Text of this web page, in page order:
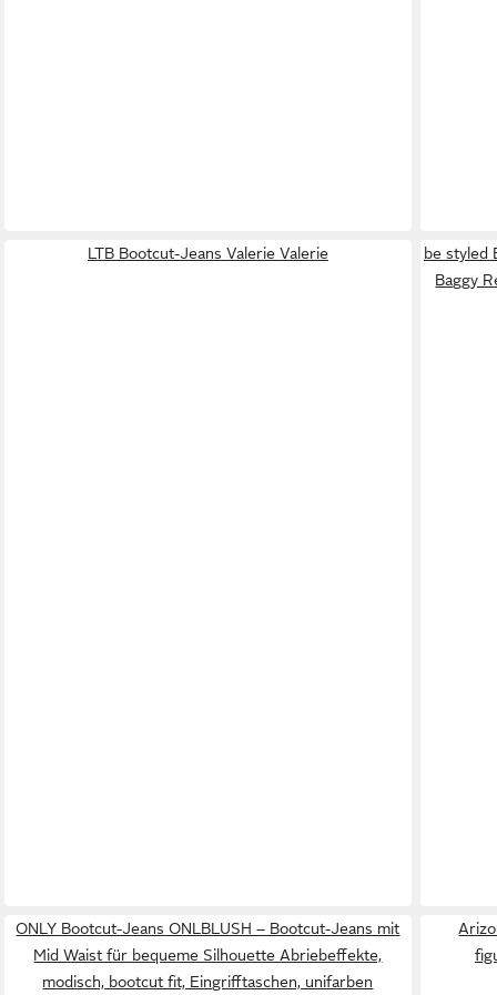
LTB Bootcut-Jeans Valerie Valerie
be styled
Baggy
ONLY Bootcut-Jeans ONLBLUSH – Bootcut-Jeans mit
Mid Waist für bequeme Silhouette Abriebeffekte,
modisch, bootcut fit, Eingrifftaschen, unifarben